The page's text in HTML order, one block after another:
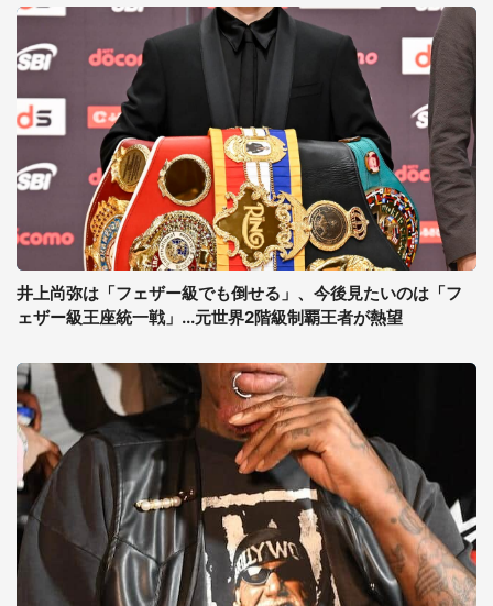
井上尚弥は「フェザー級でも倒せる」、今後見たいのは「フ
ェザー級王座統一戦」...元世界2階級制覇王者が熱望